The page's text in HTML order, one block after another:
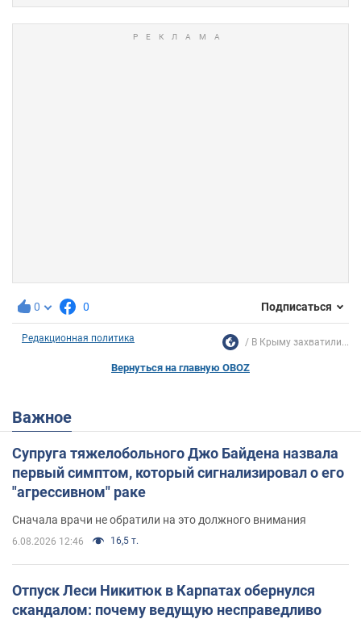
0 0 Подписаться
Редакционная политика В Крыму захватили...
Вернуться на главную OBOZ
Важное
Супруга тяжелобольного Джо Байдена назвала
первый симптом, который сигнализировал о его
"агрессивном" раке
Сначала врачи не обратили на это должного внимания
6.08.2026 12:46 16,5 т.
Отпуск Леси Никитюк в Карпатах обернулся
скандалом: почему ведущую несправедливо